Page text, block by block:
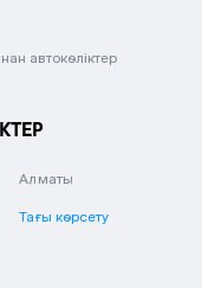
автокөліктер
Алматы
Тағы көрсету